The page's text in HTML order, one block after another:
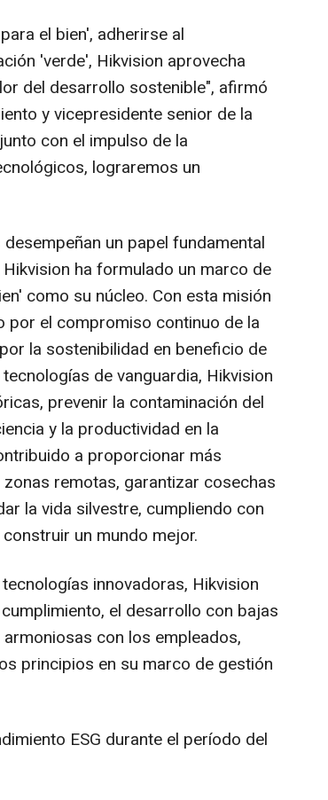
el bien', adherirse al
'verde', Hikvision aprovecha
del desarrollo sostenible", afirmó
y vicepresidente senior de la
con el impulso de la
lograremos un
un papel fundamental
ha formulado un marco de
como su núcleo. Con esta misión
por el compromiso continuo de la
la sostenibilidad en beneficio de
de vanguardia, Hikvision
prevenir la contaminación del
y la productividad en la
a proporcionar más
remotas, garantizar cosechas
la vida silvestre, cumpliendo con
un mundo mejor.
innovadoras, Hikvision
el desarrollo con bajas
con los empleados,
principios en su marco de gestión
ESG durante el período del